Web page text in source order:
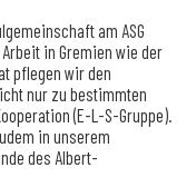
am ASG
in Gremien wie der
pflegen wir den
nur zu bestimmten
(E-L-S-Gruppe).
in unserem
des Albert-